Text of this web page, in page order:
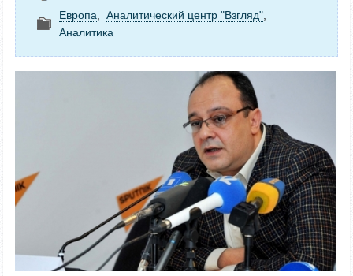
Европа
Аналитический центр "Взгляд"
Аналитика